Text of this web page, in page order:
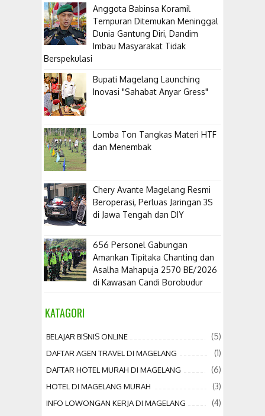
Anggota Babinsa Koramil
Tempuran Ditemukan Meninggal
Dunia Gantung Diri, Dandim
Imbau Masyarakat Tidak
Berspekulasi
Bupati Magelang Launching
Inovasi "Sahabat Anyar Gress"
Lomba Ton Tangkas Materi HTF
dan Menembak
​Chery Avante Magelang Resmi
Beroperasi, Perluas Jaringan 3S
di Jawa Tengah dan DIY
656 Personel Gabungan
Amankan Tipitaka Chanting dan
Asalha Mahapuja 2570 BE/2026
di Kawasan Candi Borobudur
KATAGORI
BELAJAR BISNIS ONLINE (5)
DAFTAR AGEN TRAVEL DI MAGELANG (1)
DAFTAR HOTEL MURAH DI MAGELANG (6)
HOTEL DI MAGELANG MURAH (3)
INFO LOWONGAN KERJA DI MAGELANG (4)